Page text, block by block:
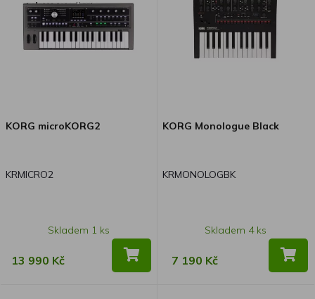
KORG microKORG2
KRMICRO2
Skladem 1 ks
13 990 Kč
KORG Monologue Black
KRMONOLOGBK
Skladem 4 ks
7 190 Kč